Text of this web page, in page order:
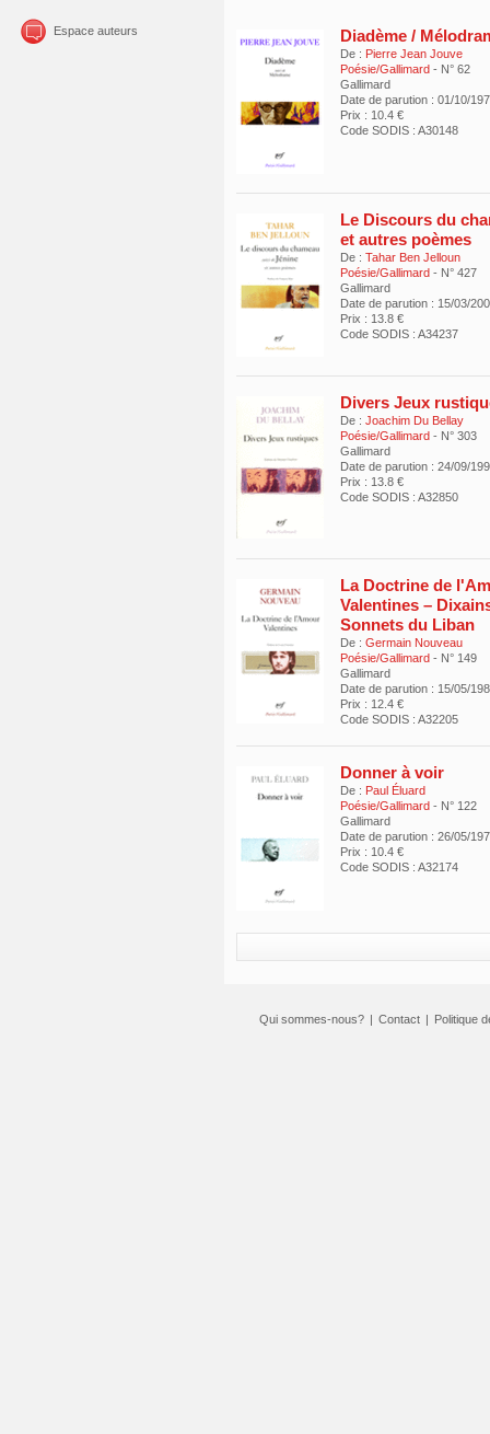
Espace auteurs Diadème /
De : Pierre Jean Jouve
Poésie/Gallimard - N° 62
Gallimard
Date de parution : 01/10/
Prix : 10.4 €
Code SODIS : A30148
Le Discours du
et autres poèmes
De : Tahar Ben Jelloun
Poésie/Gallimard - N° 427
Gallimard
Date de parution : 15/03/
Prix : 13.8 €
Code SODIS : A34237
Divers Jeux
De : Joachim Du Bellay
Poésie/Gallimard - N° 303
Gallimard
Date de parution : 24/09/
Prix : 13.8 €
Code SODIS : A32850
La Doctrine de
Valentines –
Sonnets du Liban
De : Germain Nouveau
Poésie/Gallimard - N° 149
Gallimard
Date de parution : 15/05/
Prix : 12.4 €
Code SODIS : A32205
Donner à voir
De : Paul Éluard
Poésie/Gallimard - N° 122
Gallimard
Date de parution : 26/05/
Prix : 10.4 €
Code SODIS : A32174
Qui sommes-nous? | Contact | Politique